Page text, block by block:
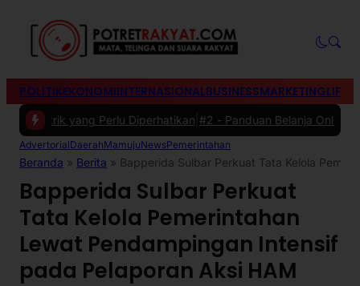
POLITIKEKONOMIINTERNASIONALBUSINESSMARKETING
yang Perlu Diperhatikan|#2 -Panduan Belanja Online Cerdas:
AdvertorialDaerahMamujuNewsPemerintahan
Beranda » Berita » Bapperida Sulbar Perkuat Tata Kelola
Bapperida Sulbar Perkuat
Tata Kelola Pemerintahan
Lewat Pendampingan Intensif
pada Pelaporan Aksi HAM